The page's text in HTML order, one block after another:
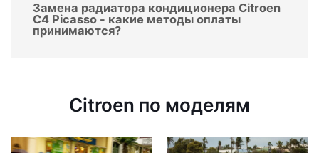
Замена радиатора кондиционера Citroen
C4 Picasso - какие методы оплаты
принимаются?
Citroen по моделям